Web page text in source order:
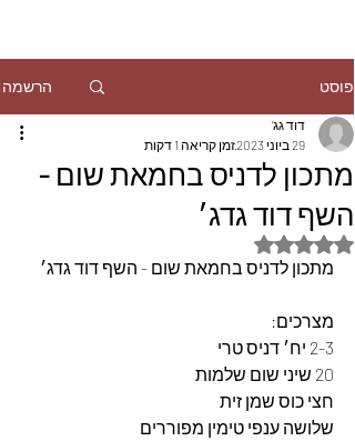
פוסט הרשמה
מתכון לדניס בחמאת שום -
השף דוד גדג׳
דוד גג'
29 ביוני 2023
זמן קריאה 1 דקות
דירוג של NaN מתוך 5 כוכבים
מתכון לדניס בחמאת שום - השף דוד גדג׳
מצרכים:
2-3 יח׳ דניס טרי
20 שיני שום שלמות
חצי כוס שמן זית
שלושה ענפי טימין מפוררים